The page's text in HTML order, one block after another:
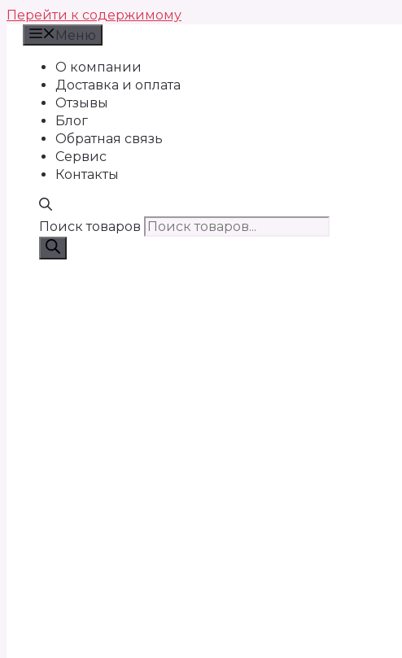
Перейти к содержимому
Меню
О компании
Доставка и оплата
Отзывы
Блог
Обратная связь
Сервис
Контакты
Поиск товаров